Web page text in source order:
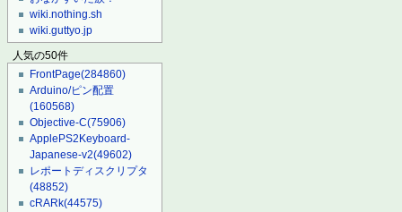
wiki.nothing.sh
wiki.guttyo.jp
人気の50件
FrontPage(284860)
Arduino/ピン配置
(160568)
Objective-C(75906)
ApplePS2Keyboard-
Japanese-v2(49602)
レポートディスクリプタ
(48852)
cRARk(44575)